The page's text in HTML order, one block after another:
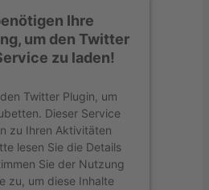
Ihre
um den Twitter
zu laden!
Twitter Plugin, um
Dieser Service
zu Ihren Aktivitäten
lesen Sie die Details
Sie der Nutzung
zu, um diese Inhalte